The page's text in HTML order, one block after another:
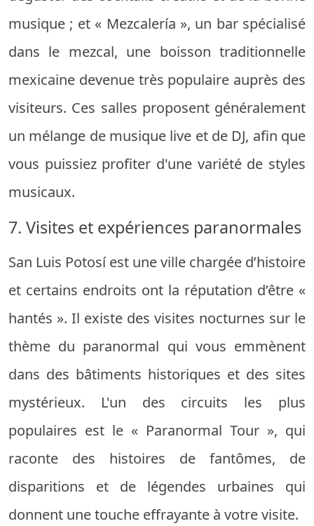
musique ; et « Mezcalería », un bar spécialisé
dans le mezcal, une boisson traditionnelle
mexicaine devenue très populaire auprès des
visiteurs. Ces salles proposent généralement
un mélange de musique live et de DJ, afin que
vous puissiez profiter d'une variété de styles
musicaux.
7. Visites et expériences paranormales
San Luis Potosí est une ville chargée d’histoire
et certains endroits ont la réputation d’être «
hantés ». Il existe des visites nocturnes sur le
thème du paranormal qui vous emmènent
dans des bâtiments historiques et des sites
mystérieux. L'un des circuits les plus
populaires est le « Paranormal Tour », qui
raconte des histoires de fantômes, de
disparitions et de légendes urbaines qui
donnent une touche effrayante à votre visite.